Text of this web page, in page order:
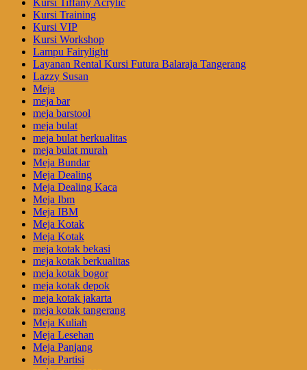
Kursi Training
Kursi VIP
Kursi Workshop
Lampu Fairylight
Layanan Rental Kursi Futura Balaraja Tangerang
Lazzy Susan
Meja
meja bar
meja barstool
meja bulat
meja bulat berkualitas
meja bulat murah
Meja Bundar
Meja Dealing
Meja Dealing Kaca
Meja Ibm
Meja IBM
Meja Kotak
Meja Kotak
meja kotak bekasi
meja kotak berkualitas
meja kotak bogor
meja kotak depok
meja kotak jakarta
meja kotak tangerang
Meja Kuliah
Meja Lesehan
Meja Panjang
Meja Partisi